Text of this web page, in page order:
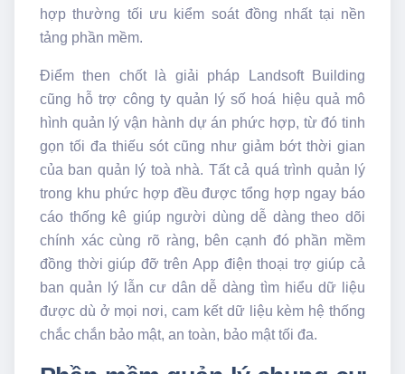
hợp thường tối ưu kiểm soát đồng nhất tại nền
tảng phần mềm.
Điểm then chốt là giải pháp Landsoft Building
cũng hỗ trợ công ty quản lý số hoá hiệu quả mô
hình quản lý vận hành dự án phức hợp, từ đó tinh
gọn tối đa thiếu sót cũng như giảm bớt thời gian
của ban quản lý toà nhà. Tất cả quá trình quản lý
trong khu phức hợp đều được tổng hợp ngay báo
cáo thống kê giúp người dùng dễ dàng theo dõi
chính xác cùng rõ ràng, bên cạnh đó phần mềm
đồng thời giúp đỡ trên App điện thoại trợ giúp cả
ban quản lý lẫn cư dân dễ dàng tìm hiểu dữ liệu
được dù ở mọi nơi, cam kết dữ liệu kèm hệ thống
chắc chắn bảo mật, an toàn, bảo mật tối đa.